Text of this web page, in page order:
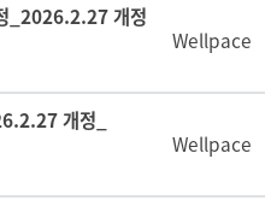
_2026.2.27 개정
Wellpace
개정_
Wellpace